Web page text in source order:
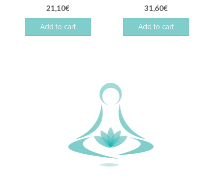
21,10€
Add to cart
31,60€
Add to cart